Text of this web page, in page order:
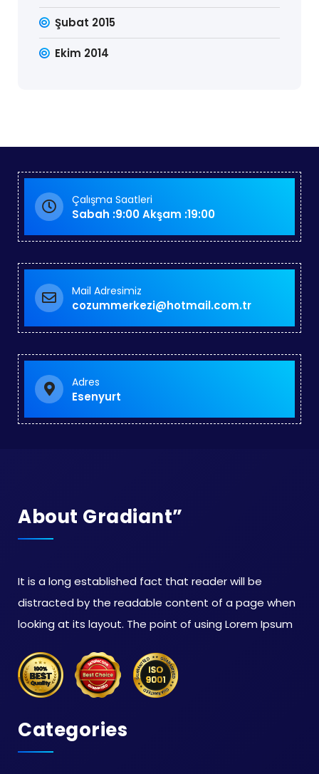
Şubat 2015
Ekim 2014
Çalışma Saatleri
Sabah :9:00 Akşam :19:00
Mail Adresimiz
cozummerkezi@hotmail.com.tr
Adres
Esenyurt
About Gradiant”
It is a long established fact that reader will be
distracted by the readable content of a page when
looking at its layout. The point of using Lorem Ipsum
Categories